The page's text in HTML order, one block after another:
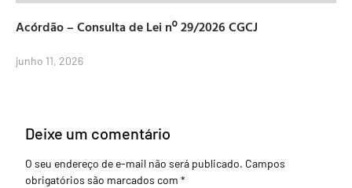
Acórdão – Consulta de Lei nº 29/2026 CGCJ
junho 11, 2026
Deixe um comentário
O seu endereço de e-mail não será publicado. Campos
obrigatórios são marcados com *